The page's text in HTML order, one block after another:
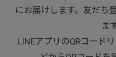
にお届けします。友だち
ま
LINEアプリのQRコード